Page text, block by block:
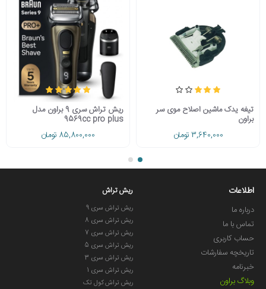
تیغه یدک ماشین اصلاح موی سر
براون
3,640,000 تومان
ریش تراش سری 9 براون مدل
9569cc pro plus
85,800,000 تومان
اطلاعات
درباره ما
تماس با ما
حساب کاربری
تاریخچه سفارشات
خبرنامه
وبلاگ براون
ریش تراش
ریش تراش سری 9
ریش تراش سری 8
ریش تراش سری 7
ریش تراش سری 5
ریش تراش سری 3
ریش تراش سری 1
ریش تراش کول تک